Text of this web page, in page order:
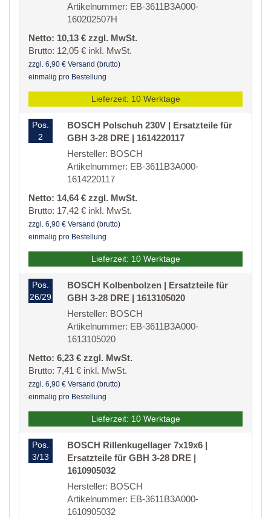
Artikelnummer: EB-3611B3A000-
160202507H
Netto: 10,13 € zzgl. MwSt.
Brutto: 12,05 € inkl. MwSt.
zzgl. 6,90 € Versand (brutto)
einmalig pro Bestellung
Lieferzeit: 10 Werktage
Pos.
2
BOSCH Polschuh 230V | Ersatzteile für
GBH 3-28 DRE | 1614220117
Hersteller: BOSCH
Artikelnummer: EB-3611B3A000-
1614220117
Netto: 14,64 € zzgl. MwSt.
Brutto: 17,42 € inkl. MwSt.
zzgl. 6,90 € Versand (brutto)
einmalig pro Bestellung
Lieferzeit: 10 Werktage
Pos.
26/29
BOSCH Kolbenbolzen | Ersatzteile für
GBH 3-28 DRE | 1613105020
Hersteller: BOSCH
Artikelnummer: EB-3611B3A000-
1613105020
Netto: 6,23 € zzgl. MwSt.
Brutto: 7,41 € inkl. MwSt.
zzgl. 6,90 € Versand (brutto)
einmalig pro Bestellung
Lieferzeit: 10 Werktage
Pos.
3/13
BOSCH Rillenkugellager 7x19x6 |
Ersatzteile für GBH 3-28 DRE |
1610905032
Hersteller: BOSCH
Artikelnummer: EB-3611B3A000-
1610905032